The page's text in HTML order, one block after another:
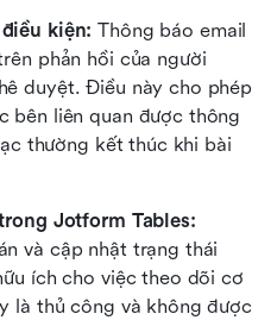
điều kiện: Thông báo email
phản hồi của người
duyệt. Điều này cho phép
bên liên quan được thông
thường kết thúc khi bài
và cập nhật trạng thái
ích cho việc theo dõi cơ
là thủ công và không được